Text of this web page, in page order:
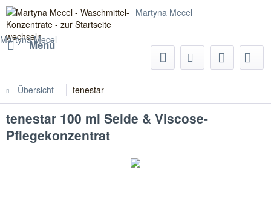
Martyna Mecel
Martyna Mecel
Menü
Übersicht tenestar
tenestar 100 ml Seide & Viscose-
Pflegekonzentrat